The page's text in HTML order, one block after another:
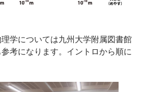
学については九州大学附属図書館
考になります。イントロから順に